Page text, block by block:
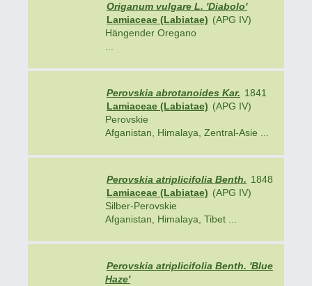
Origanum vulgare L. 'Diabolo'
Lamiaceae (Labiatae) (APG IV)
Hängender Oregano
Perovskia abrotanoides Kar. 1841
Lamiaceae (Labiatae) (APG IV)
Perovskie
Afganistan, Himalaya, Zentral-Asie ...
Perovskia atriplicifolia Benth. 1848
Lamiaceae (Labiatae) (APG IV)
Silber-Perovskie
Afganistan, Himalaya, Tibet ...
Perovskia atriplicifolia Benth. 'Blue
Haze'